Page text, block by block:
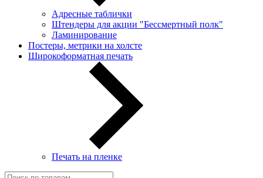
Адресные таблички
Штендеры для акции "Бессмертный полк"
Ламинирование
Постеры, метрики на холсте
Широкоформатная печать
Печать на пленке